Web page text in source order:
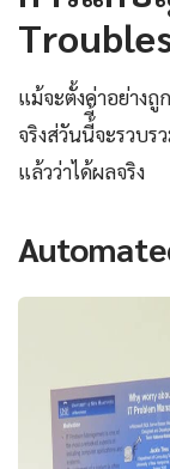
แม้จะตั้งค่าอย่าง
จริงส่วันนี้ี้จะรวบ
แล้วว่าได้ผลจริง